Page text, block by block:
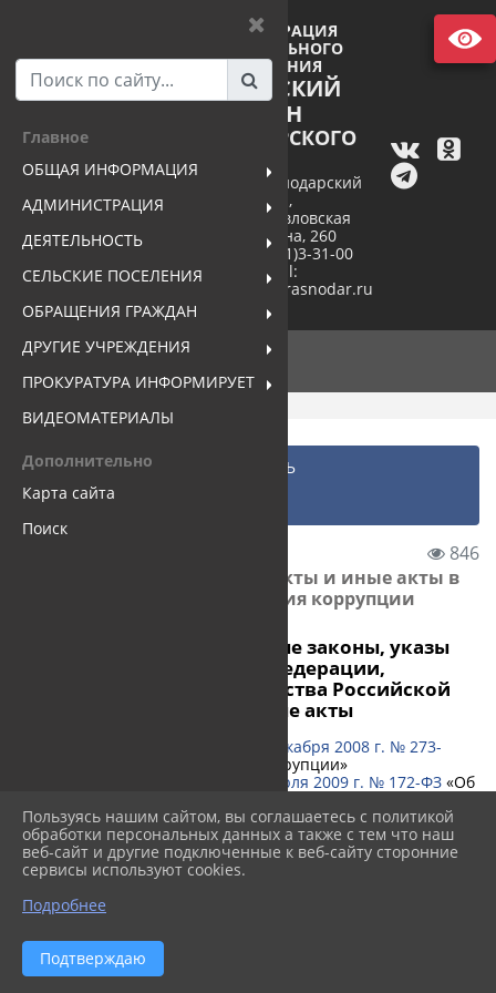
Главное
ОБЩАЯ ИНФОРМАЦИЯ
АДМИНИСТРАЦИЯ
ДЕЯТЕЛЬНОСТЬ
СЕЛЬСКИЕ ПОСЕЛЕНИЯ
ОБРАЩЕНИЯ ГРАЖДАН
ДРУГИЕ УЧРЕЖДЕНИЯ
ПРОКУРАТУРА ИНФОРМИРУЕТ
ВИДЕОМАТЕРИАЛЫ
Дополнительно
Карта сайта
Поиск
АДМИНИСТРАЦИЯ
МУНИЦИПАЛЬНОГО
ОБРАЗОВАНИЯ
ПАВЛОВСКИЙ
РАЙОН
КРАСНОДАРСКОГО
352040, Краснодарский
край,
станица Павловская
ул. Пушкина, 260
тел. +7(86191)3-31-00
e-mail:
pavlovsk@mo.krasnodar.ru
Главная ...
ДЕЯТЕЛЬНОСТЬ
Противодействие коррупции
Нормативные правовые а...
846
Нормативные правовые акты и иные акты в
сфере противодействия коррупции
Действующие федеральные законы, указы
Президента Российской Федерации,
постановления Правительства Российской
Федерации, иные правовые акты
Федеральный закон от 25 декабря 2008 г. № 273-
«О противодействии коррупции»
Федеральный закон от 17 июля 2009 г. № 172-ФЗ «Об
правовых актов и проектов нормативных правовых
актов»
Федеральный закон от 3 декабря 2012 г. № 230-
ФЗ «О контроле за соответствием расходов лиц,
лиц их доходам»
внесении изменений в отдельные законодательные
акты Российской Федерации в связи с принятием
Федерального закона "О запрете отдельным
Пользуясь нашим сайтом, вы соглашаетесь с политикой
обработки персональных данных а также с тем что наш
веб-сайт и другие подключенные к веб-сайту сторонние
сервисы используют cookies.
Подробнее
Подтверждаю